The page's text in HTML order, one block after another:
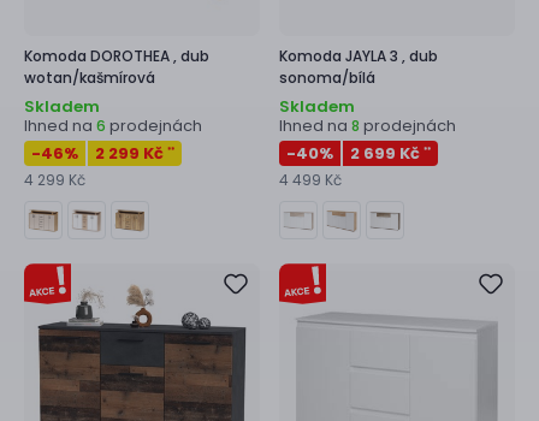
Komoda DOROTHEA ,dub
wotan/kašmírová
Skladem
Ihned na 6 prodejnách
-46% 2 299 Kč **
4 299 Kč
Komoda JAYLA 3 ,dub
sonoma/bílá
Skladem
Ihned na 8 prodejnách
-40% 2 699 Kč **
4 499 Kč